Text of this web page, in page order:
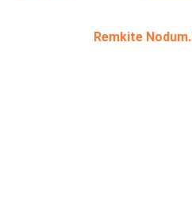
Remkite